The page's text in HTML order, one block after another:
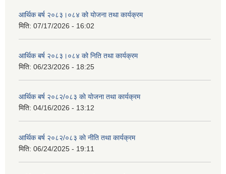
आर्थिक बर्ष २०८३।०८४ को योजना तथा कार्यक्रम
मिति: 07/17/2026 - 16:02
आर्थिक बर्ष २०८३।०८४ को निति तथा कार्यक्रम
मिति: 06/23/2026 - 18:25
आर्थिक बर्ष २०८२/०८३ काे याेजना तथा कार्यक्रम
मिति: 04/16/2026 - 13:12
आर्थिक बर्ष २०८२/०८३ काे नीति तथा कार्यक्रम
मिति: 06/24/2025 - 19:11